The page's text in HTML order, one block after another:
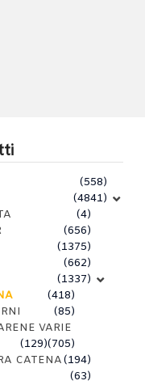
(558)
(4841)
(4)
(656)
(1375)
(662)
(1337)
(418)
(85)
VARIE
(705)
(129)
CATENA(194)
(63)